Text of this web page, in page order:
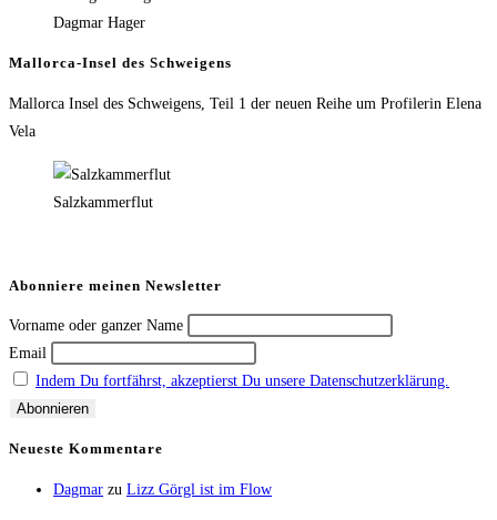
Dagmar Hager
Mallorca-Insel des Schweigens
Mallorca Insel des Schweigens, Teil 1 der neuen Reihe um Profilerin Elena
Vela
Salzkammerflut
Abonniere meinen Newsletter
Vorname oder ganzer Name
Email
Indem Du fortfährst, akzeptierst Du unsere Datenschutzerklärung.
Neueste Kommentare
Dagmar zu Lizz Görgl ist im Flow